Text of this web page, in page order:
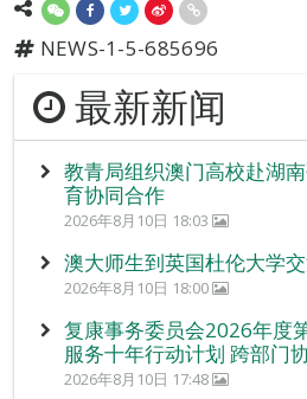
NEWS-1-5-685696
最新新闻
教青局组织澳门高校赴湖
育协同合作
2026年8月10日 18:03
澳大师生到英国杜伦大学
2026年8月10日 18:00
复康事务委员会2026年度
服务十年行动计划 跨部门
2026年8月10日 17:48